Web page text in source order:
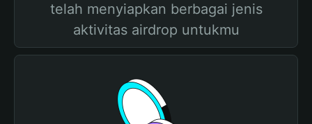
telah menyiapkan berbagai jenis
aktivitas airdrop untukmu